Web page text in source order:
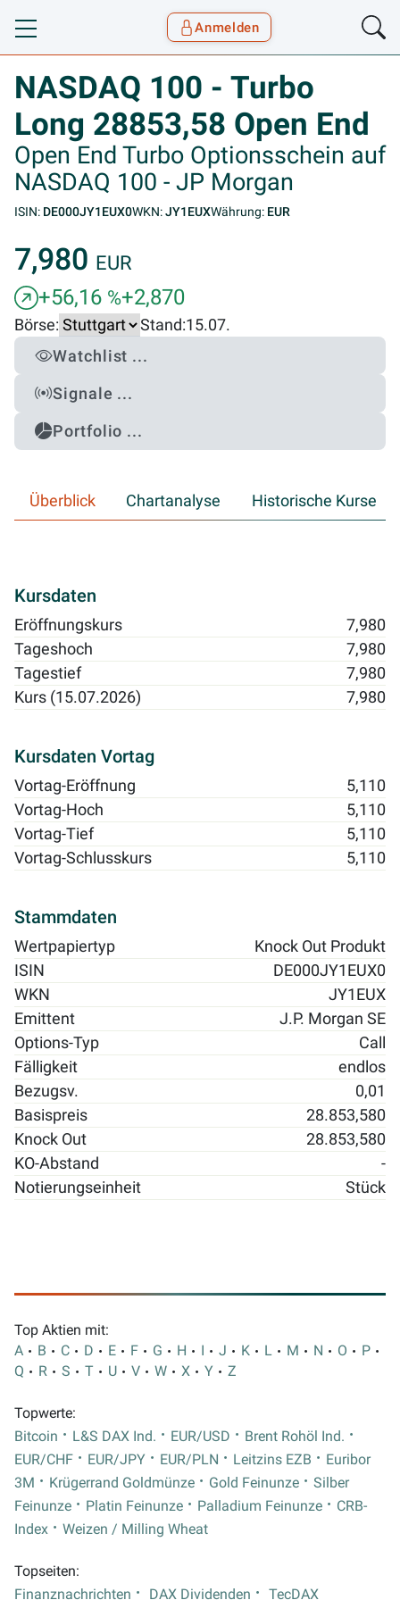
Toggle navigation
Anmelden
NASDAQ 100 - Turbo
Long 28853,58 Open End
Open End Turbo Optionsschein auf
NASDAQ 100 - JP Morgan
ISIN: DE000JY1EUX0WKN:JY1EUXWährung: EUR
7,980 EUR
+56,16 %+2,870
Börse: Stand:15.07.
Watchlist ...
Signale ...
Portfolio ...
Überblick Chartanalyse Historische Kurse
Kursdaten
Eröffnungskurs
7,980
Tageshoch
7,980
Tagestief
7,980
Kurs (15.07.2026)
7,980
Kursdaten Vortag
Vortag-Eröffnung
5,110
Vortag-Hoch
5,110
Vortag-Tief
5,110
Vortag-Schlusskurs
5,110
Stammdaten
Wertpapiertyp
Knock Out Produkt
ISIN
DE000JY1EUX0
WKN
JY1EUX
Emittent
J.P. Morgan SE
Options-Typ
Call
Fälligkeit
endlos
Bezugsv.
0,01
Basispreis
28.853,580
Knock Out
28.853,580
KO-Abstand
-
Notierungseinheit
Stück
Top Aktien mit:
A
B C D E F G H I J K L M N O
P
Q
R S T U V W X Y Z
Topwerte:
Bitcoin
L&S DAX Ind. EUR/USD
Brent Rohöl Ind.
EUR/CHF
EUR/JPY EUR/PLN Leitzins EZB
Euribor
3M
Krügerrand Goldmünze Gold Feinunze
Silber
Feinunze
Platin Feinunze Palladium Feinunze
CRB-
Index
Weizen / Milling Wheat
Topseiten:
Finanznachrichten
DAX Dividenden TecDAX